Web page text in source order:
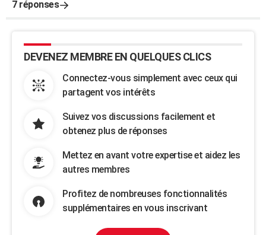
7 réponses
DEVENEZ MEMBRE EN QUELQUES CLICS
Connectez-vous simplement avec ceux qui
partagent vos intérêts
Suivez vos discussions facilement et
obtenez plus de réponses
Mettez en avant votre expertise et aidez les
autres membres
Profitez de nombreuses fonctionnalités
supplémentaires en vous inscrivant